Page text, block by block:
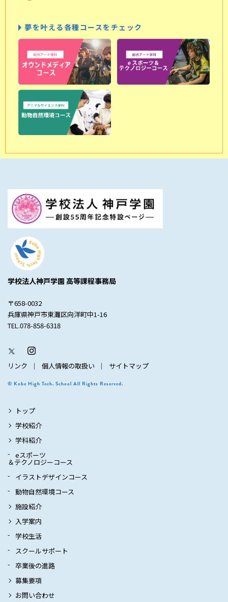
夢を叶える各種コースをチェック
学校法人神戸学園 高等課程事務局
〒658-0032
兵庫県神戸市東灘区向洋町中1-16
TEL.078-858-6318
リンク 個人情報の取扱い サイトマップ
© Kobe High Tech. School All Rights Reserved.
トップ
学校紹介
学科紹介
eスポーツ
＆テクノロジーコース
イラストデザインコース
動物自然環境コース
施設紹介
入学案内
学校生活
スクールサポート
卒業後の進路
募集要項
お問い合わせ